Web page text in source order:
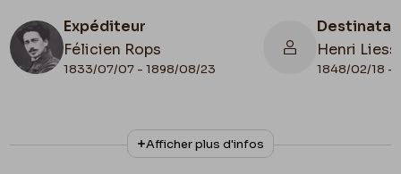
Expéditeur
Félicien Rops
1833/07/07 - 1898/08/23
Henri
1848/02/18 -
N° d'inventaire
LEpr/47
Collationnage
Autographe
Afficher plus d'infos